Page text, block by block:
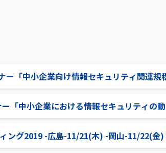
ー「中小企業向け情報セキュリティ関連規
「中小企業における情報セキュリティの
ング2019 -広島-11/21(木) -岡山-11/22(金)